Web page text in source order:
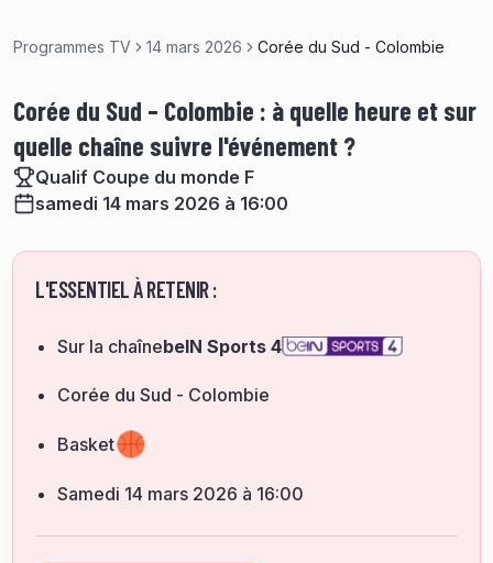
Programmes TV 14 mars 2026 Corée du Sud - Colombie
Corée du Sud – Colombie : à quelle heure et sur
quelle chaîne suivre l'événement ?
Qualif Coupe du monde F
samedi 14 mars 2026 à 16:00
L'ESSENTIEL À RETENIR :
Sur la chaînebeIN Sports 4
Corée du Sud - Colombie
Basket
samedi 14 mars 2026 à 16:00